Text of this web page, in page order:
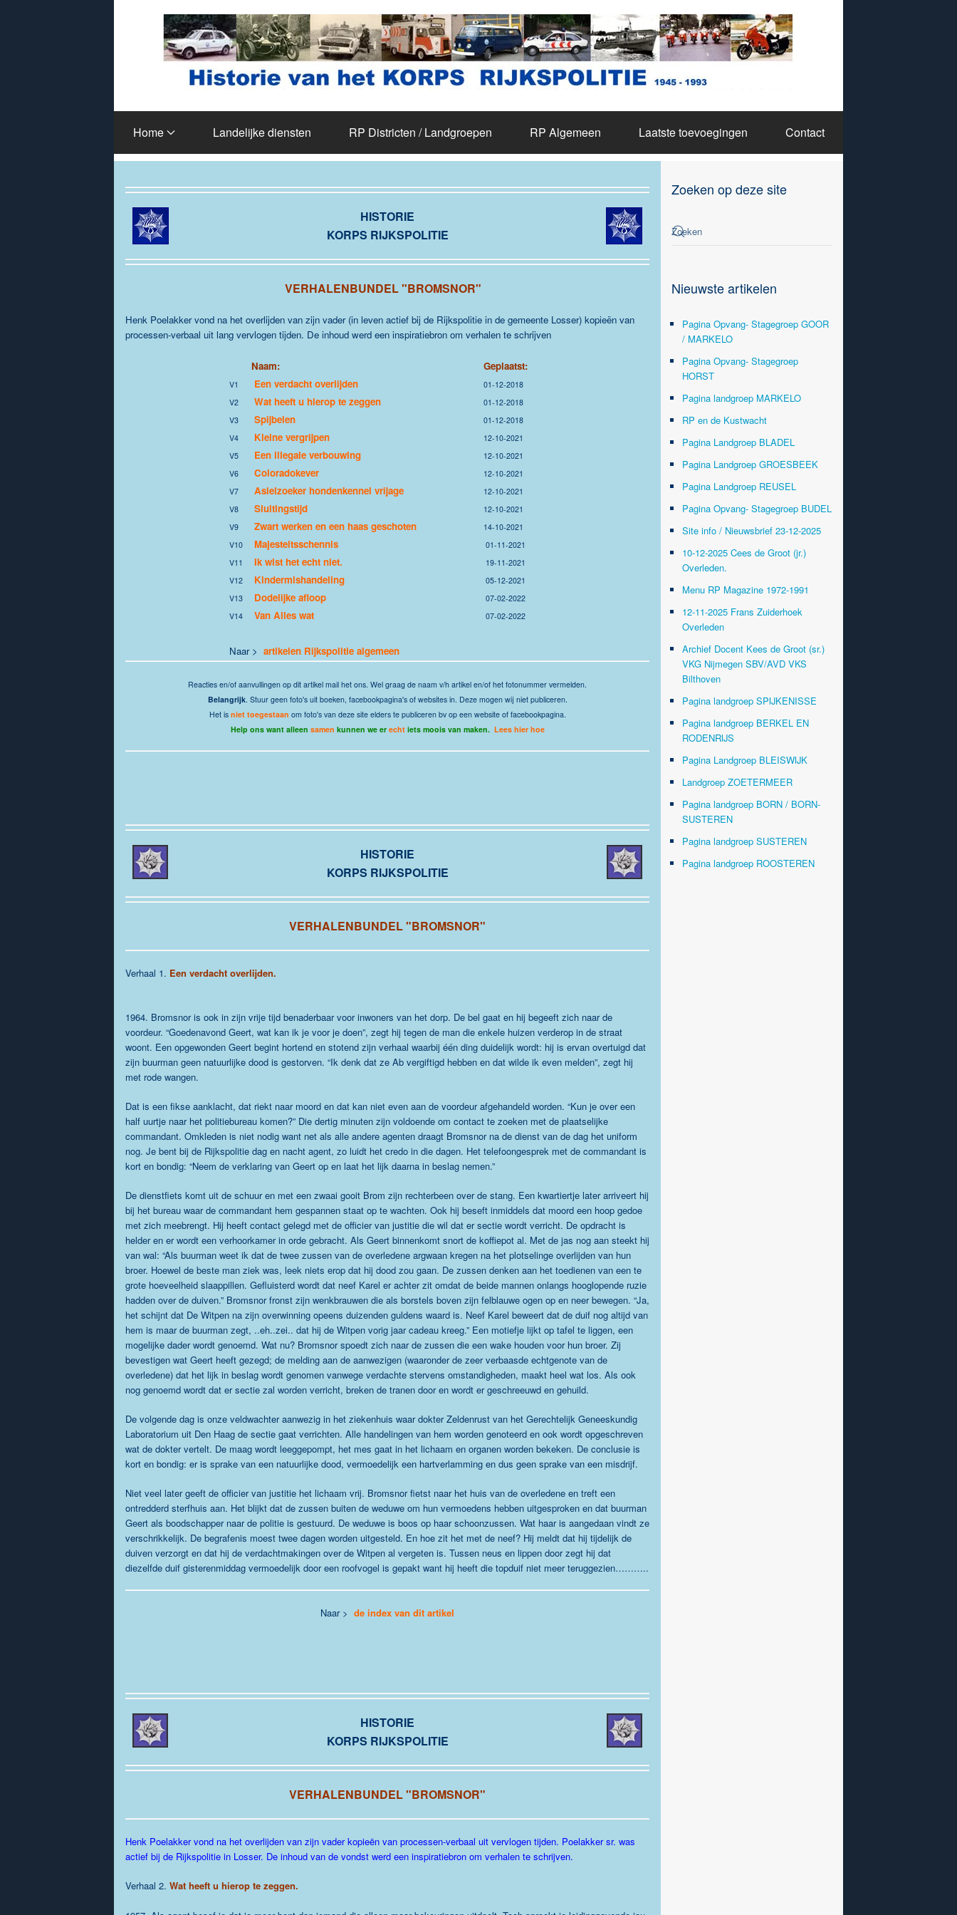
Home Landelijke diensten RP Districten / Landgroepen RP Algemeen Laatste toevoegingen Contact
HISTORIE
KORPS RIJKSPOLITIE
VERHALENBUNDEL "BROMSNOR"
Henk Poelakker vond na het overlijden van zijn vader (in leven actief bij de Rijkspolitie in de gemeente Losser) kopieën van
processen-verbaal uit lang vervlogen tijden. De inhoud werd een inspiratiebron om verhalen te schrijven
Naam: Geplaatst:
V1 Een verdacht overlijden
01-12-2018
V2
Wat heeft u hierop te zeggen
01-12-2018
V3
Spijbelen
01-12-2018
V4
Kleine vergrijpen
12-10-2021
V5
Een illegale verbouwing
12-10-2021
V6
Coloradokever
12-10-2021
V7
Asielzoeker hondenkennel vrijage
12-10-2021
V8
Sluitingstijd
12-10-2021
V9
Zwart werken en een haas geschoten
14-10-2021
V10
Majesteitsschennis
01-11-2021
V11
Ik wist het echt niet.
19-11-2021
V12
Kindermishandeling
05-12-2021
V13
Dodelijke afloop
07-02-2022
V14
Van Alles wat 07-02-2022
Naar > artikelen Rijkspolitie algemeen
Reacties en/of aanvullingen op dit artikel mail het ons. Wel graag de naam v/h artikel en/of het fotonummer vermelden.
Belangrijk. Stuur geen foto's uit boeken, facebookpagina's of websites in. Deze mogen wij niet publiceren.
Het is niet toegestaan om foto's van deze site elders te publiceren bv op een website of facebookpagina.
Help ons want alleen samen kunnen we er echtiets moois van maken. Lees hier hoe
HISTORIE
KORPS RIJKSPOLITIE
VERHALENBUNDEL "BROMSNOR"
Verhaal 1. Een verdacht overlijden.
1964. Bromsnor is ook in zijn vrije tijd benaderbaar voor inwoners van het dorp. De bel gaat en hij begeeft zich naar de
voordeur. “Goedenavond Geert, wat kan ik je voor je doen”, zegt hij tegen de man die enkele huizen verderop in de straat
woont. Een opgewonden Geert begint hortend en stotend zijn verhaal waarbij één ding duidelijk wordt: hij is ervan overtuigd dat
zijn buurman geen natuurlijke dood is gestorven. “Ik denk dat ze Ab vergiftigd hebben en dat wilde ik even melden”, zegt hij
met rode wangen.
Dat is een fikse aanklacht, dat riekt naar moord en dat kan niet even aan de voordeur afgehandeld worden. “Kun je over een
half uurtje naar het politiebureau komen?” Die dertig minuten zijn voldoende om contact te zoeken met de plaatselijke
commandant. Omkleden is niet nodig want net als alle andere agenten draagt Bromsnor na de dienst van de dag het uniform
nog. Je bent bij de Rijkspolitie dag en nacht agent, zo luidt het credo in die dagen. Het telefoongesprek met de commandant is
kort en bondig: “Neem de verklaring van Geert op en laat het lijk daarna in beslag nemen.”
De dienstfiets komt uit de schuur en met een zwaai gooit Brom zijn rechterbeen over de stang. Een kwartiertje later arriveert hij
bij het bureau waar de commandant hem gespannen staat op te wachten. Ook hij beseft inmiddels dat moord een hoop gedoe
met zich meebrengt. Hij heeft contact gelegd met de officier van justitie die wil dat er sectie wordt verricht. De opdracht is
helder en er wordt een verhoorkamer in orde gebracht. Als Geert binnenkomt snort de koffiepot al. Met de jas nog aan steekt hij
van wal: “Als buurman weet ik dat de twee zussen van de overledene argwaan kregen na het plotselinge overlijden van hun
broer. Hoewel de beste man ziek was, leek niets erop dat hij dood zou gaan. De zussen denken aan het toedienen van een te
grote hoeveelheid slaappillen. Gefluisterd wordt dat neef Karel er achter zit omdat de beide mannen onlangs hooglopende ruzie
hadden over de duiven.” Bromsnor fronst zijn wenkbrauwen die als borstels boven zijn felblauwe ogen op en neer bewegen. “Ja,
het schijnt dat De Witpen na zijn overwinning opeens duizenden guldens waard is. Neef Karel beweert dat de duif nog altijd van
hem is maar de buurman zegt, ..eh..zei.. dat hij de Witpen vorig jaar cadeau kreeg.” Een motiefje lijkt op tafel te liggen, een
mogelijke dader wordt genoemd. Wat nu? Bromsnor spoedt zich naar de zussen die een wake houden voor hun broer. Zij
bevestigen wat Geert heeft gezegd; de melding aan de aanwezigen (waaronder de zeer verbaasde echtgenote van de
overledene) dat het lijk in beslag wordt genomen vanwege verdachte stervens omstandigheden, maakt heel wat los. Als ook
nog genoemd wordt dat er sectie zal worden verricht, breken de tranen door en wordt er geschreeuwd en gehuild.
De volgende dag is onze veldwachter aanwezig in het ziekenhuis waar dokter Zeldenrust van het Gerechtelijk Geneeskundig
Laboratorium uit Den Haag de sectie gaat verrichten. Alle handelingen van hem worden genoteerd en ook wordt opgeschreven
wat de dokter vertelt. De maag wordt leeggepompt, het mes gaat in het lichaam en organen worden bekeken. De conclusie is
kort en bondig: er is sprake van een natuurlijke dood, vermoedelijk een hartverlamming en dus geen sprake van een misdrijf.
Niet veel later geeft de officier van justitie het lichaam vrij. Bromsnor fietst naar het huis van de overledene en treft een
ontredderd sterfhuis aan. Het blijkt dat de zussen buiten de weduwe om hun vermoedens hebben uitgesproken en dat buurman
Geert als boodschapper naar de politie is gestuurd. De weduwe is boos op haar schoonzussen. Wat haar is aangedaan vindt ze
verschrikkelijk. De begrafenis moest twee dagen worden uitgesteld. En hoe zit het met de neef? Hij meldt dat hij tijdelijk de
duiven verzorgt en dat hij de verdachtmakingen over de Witpen al vergeten is. Tussen neus en lippen door zegt hij dat
diezelfde duif gisterenmiddag vermoedelijk door een roofvogel is gepakt want hij heeft die topduif niet meer teruggezien………..
Naar > de index van dit artikel
HISTORIE
KORPS RIJKSPOLITIE
VERHALENBUNDEL "BROMSNOR"
Henk Poelakker vond na het overlijden van zijn vader kopieën van processen-verbaal uit vervlogen tijden. Poelakker sr. was
actief bij de Rijkspolitie in Losser. De inhoud van de vondst werd een inspiratiebron om verhalen te schrijven.
Verhaal 2. Wat heeft u hierop te zeggen.
Zoeken op deze site
Nieuwste artikelen
Pagina Opvang- Stagegroep GOOR
/ MARKELO
Pagina Opvang- Stagegroep
HORST
Pagina landgroep MARKELO
RP en de Kustwacht
Pagina Landgroep BLADEL
Pagina Landgroep GROESBEEK
Pagina Landgroep REUSEL
Pagina Opvang- Stagegroep BUDEL
Site info / Nieuwsbrief 23-12-2025
10-12-2025 Cees de Groot (jr.)
Overleden.
Menu RP Magazine 1972-1991
12-11-2025 Frans Zuiderhoek
Overleden
Archief Docent Kees de Groot (sr.)
VKG Nijmegen SBV/AVD VKS
Bilthoven
Pagina landgroep SPIJKENISSE
Pagina landgroep BERKEL EN
RODENRIJS
Pagina Landgroep BLEISWIJK
Landgroep ZOETERMEER
Pagina landgroep BORN / BORN-
SUSTEREN
Pagina landgroep SUSTEREN
Pagina landgroep ROOSTEREN